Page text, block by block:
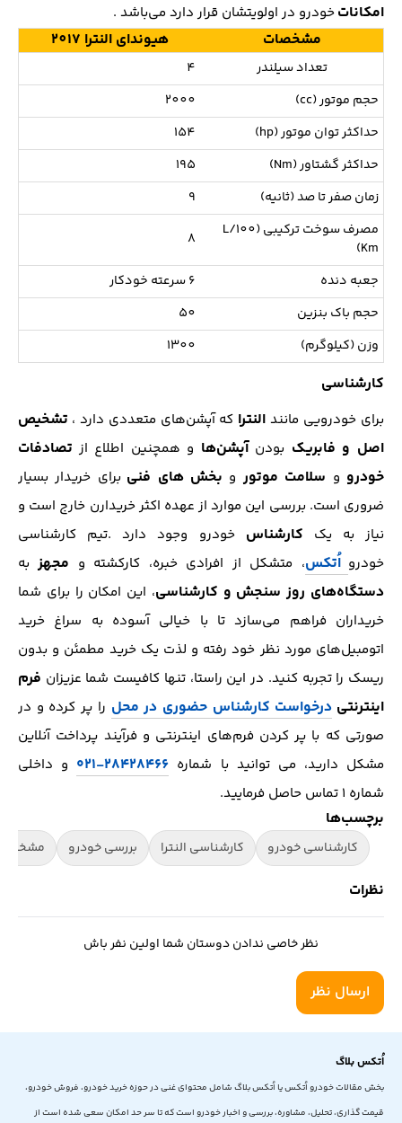
امکاناتخودرو در اولویتشان قرار دارد می‌باشد .
مشخصات هیوندای النترا 2017
تعداد سیلندر
4
حجم موتور (cc)
2000
حداکثر توان موتور (hp)
154
حداكثر گشتاور (Nm)
195
زمان صفر تا صد (ثانیه)
9
مصرف سوخت ترکیبی (L/100
Km)
8
جعبه دنده
۶ سرعته خودکار
حجم باک بنزین
50
وزن (کیلوگرم)
1300
کارشناسی
برای خودرویی مانند النترا که آپشن‌های متعددی دارد ، تشخیص
اصل و فابریک بودنآپشن‌ها و همچنین اطلاع ازتصادفات
خودرو ‌و سلامت موتورو بخش های فنی برای خریدار بسیار
ضروری است. بررسی این موارد از عهده اکثر خریدارن خارج است و
نیاز به یک کارشناس خودرو وجود دارد .تیم کارشناسی
خودرو اُتکس، متشکل از افرادی خبره، کارکشته و مجهزبه
دستگاه‌های روز سنجش و کارشناسی، این امکان را برای شما
خریداران فراهم می‌سازد تا با خیالی آسوده به سراغ خرید
اتومبیل‌های مورد نظر خود رفته و لذت یک خرید مطمئن و بدون
ریسک را تجربه کنید. در این راستا، تنها کافیست شما عزیزان فرم
اینترنتی درخواست کارشناس حضوری در محل را پر کرده و در
صورتی که با پر کردن فرم‌های اینترنتی و فرآیند پرداخت آنلاین
مشکل دارید، می توانید با شماره ۲۸۴۲۸۴۶۶-۰۲۱
و داخلی
شماره ۱ تماس حاصل فرمایید.
برچسب‌ها
کارشناسی خودرو کارشناسی النترا بررسی خودرو
نظرات
نظر خاصی ندادن دوستان شما اولین نفر باش
ارسال نظر
اُتکس بلاگ
بخش مقالات خودرو اُتکس یا اُتکس بلاگ شامل محتوای غنی در حوزه خرید خودرو، فروش خودرو،
قیمت گذاری، تحلیل، مشاوره، بررسی و اخبار خودرو است که تا سر حد امکان سعی شده است از